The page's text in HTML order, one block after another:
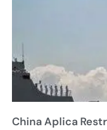
China Aplica